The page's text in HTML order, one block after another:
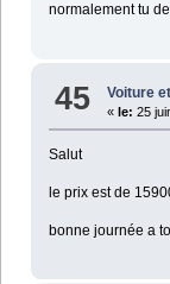
normalement tu
45 Voiture
«le: 25
Salut
le prix est de
bonne journée a